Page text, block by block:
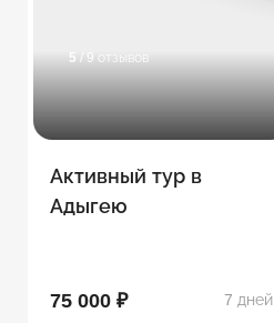
5 / 9 отзывов
Активный тур в
Адыгею
75 000 ₽ 7 дней